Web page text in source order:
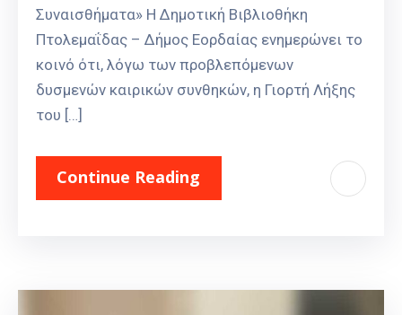
Συναισθήματα» Η Δημοτική Βιβλιοθήκη
Πτολεμαΐδας – Δήμος Εορδαίας ενημερώνει το
κοινό ότι, λόγω των προβλεπόμενων
δυσμενών καιρικών συνθηκών, η Γιορτή Λήξης
του […]
Continue Reading